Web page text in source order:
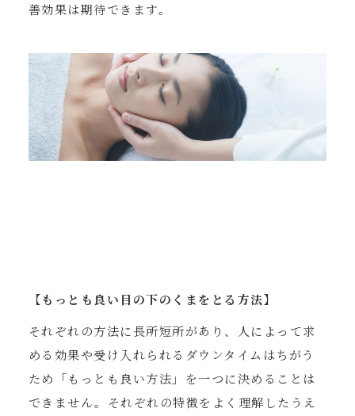
善効果は期待できます。
【もっとも良い目の下のくまをとる方法】
それぞれの方法に長所短所があり、人によって求
める効果や受け入れられるダウンタイムはちがう
ため「もっとも良い方法」を一つに決めることは
できません。それぞれの特徴をよく理解したうえ